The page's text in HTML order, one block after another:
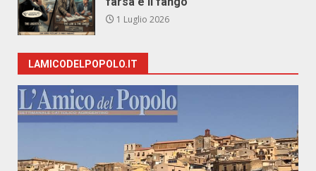
1 Luglio 2026
LAMICODELPOPOLO.IT